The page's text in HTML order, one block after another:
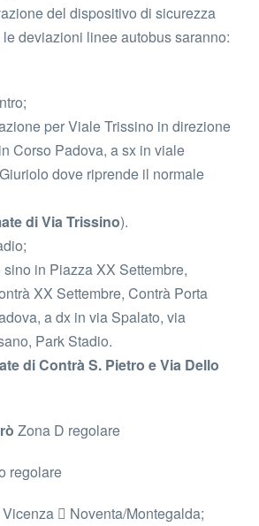
del dispositivo di sicurezza
deviazioni linee autobus saranno:
per Viale Trissino in direzione
Corso Padova, a sx in viale
dove riprende il normale
di Via Trissino).
in Piazza XX Settembre,
XX Settembre, Contrà Porta
a dx in via Spalato, via
Park Stadio.
di Contrà S. Pietro e Via Dello
Zona D regolare
regolare
Vicenza  Noventa/Montegalda;